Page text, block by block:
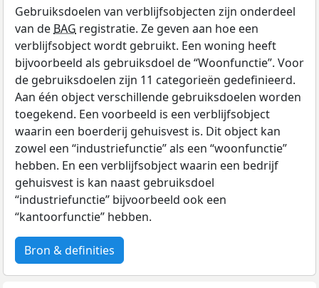
Gebruiksdoelen van verblijfsobjecten zijn onderdeel
van de BAG registratie. Ze geven aan hoe een
verblijfsobject wordt gebruikt. Een woning heeft
bijvoorbeeld als gebruiksdoel de “Woonfunctie”. Voor
de gebruiksdoelen zijn 11 categorieën gedefinieerd.
Aan één object verschillende gebruiksdoelen worden
toegekend. Een voorbeeld is een verblijfsobject
waarin een boerderij gehuisvest is. Dit object kan
zowel een “industriefunctie” als een “woonfunctie”
hebben. En een verblijfsobject waarin een bedrijf
gehuisvest is kan naast gebruiksdoel
“industriefunctie” bijvoorbeeld ook een
“kantoorfunctie” hebben.
Bron & definities